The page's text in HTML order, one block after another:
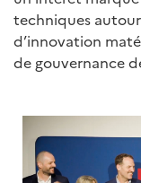
techniques
d’innovation
de gouvernance